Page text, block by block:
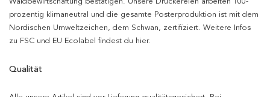
prozentig klimaneutral und die gesamte Posterproduktion ist mit dem
Nordischen Umweltzeichen, dem Schwan, zertifiziert. Weitere Infos
zu FSC und EU Ecolabel findest du hier.
Qualität